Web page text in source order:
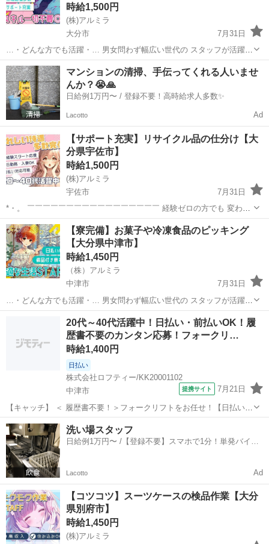
時給1,500円
(株)アルミラ
大分市
7月31日
…・どんな方でも活躍・… 男女問わず幅広い世代の スタッフが活躍
中。 必要なスキルはないので スグに活躍できますよ！ 休暇制度も 多
数充実しているので 「工場って休みがなさ...
大分 大分市 スタッフ
マンションの清掃、手伝ってくれる人いませ
んか？😭🙏
日給例1万円〜 / 登録不要！高時給求人多数✨
Lacotto Ad
【サポート充実】リサイクル品の仕分け【大
分県宇佐市】
時給1,500円
(株)アルミラ
宇佐市
7月31日
*・。 ￣￣￣￣￣￣￣￣￣￣￣￣￣￣￣￣￣ 経験ゼロの方でも 変わら
ず高時給からのスタートで しっかり稼げる環境♪ 頑張りを必ず 評価し
てくれる職場なので 努力次第で時給はUP！ どんどん貯金...
大分 宇佐市 倉庫 時給
【寮完備】お菓子や冷凍食品のピッキング
【大分県中津市】
時給1,450円
（株）アルミラ
中津市
7月31日
…・どんな方でも活躍・… 男女問わず幅広い世代の スタッフが活躍
中。 必要なスキルはないので スグに活躍できますよ！ 休暇制度も 多
数充実しているので 「工場って休みがなさ...
倉庫 時給
20代～40代活躍中！日払い・前払いOK！履
歴書不要のカンタン応募！フォークリ…
時給1,400円
日払い
株式会社ロフティー/KK20001102
中津市
提携サイト 7月21日
【キャッチ】 ＜ 履歴書不要！＞フォークリフトをお任せ！【日払い＆
前払いあり】高時給1400～1750円！未経験OK！ 【コメント】 ＊未経
験からお仕事にチャレンジしたい方 ＊経験を活かしてさらにスキルア
ップしたい方 ...
大分 中津市 倉庫
洗い場スタッフ
日給例1万円〜 /【登録不要】スマホで1分！単発バイト
Lacotto Ad
【コツコツ】スーツケースの検品作業【大分
県別府市】
時給1,450円
(株)アルミラ